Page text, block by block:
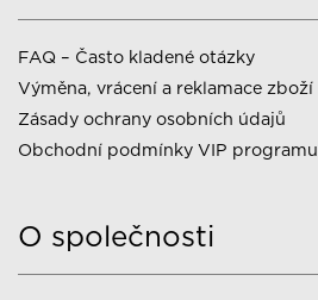
FAQ – Často kladené otázky
Výměna, vrácení a reklamace zboží
Zásady ochrany osobních údajů
Obchodní podmínky VIP programu
O společnosti